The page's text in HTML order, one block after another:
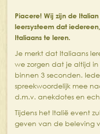
Piacere! Wij zijn de
leersysteem dat
Italiaans te leren.
Je merkt dat Italiaans
we zorgen dat je altijd
binnen 3 seconden.
spreekwoordelijk mee
d.m.v. anekdotes en
Tijdens het Italië event
geven van de beleving